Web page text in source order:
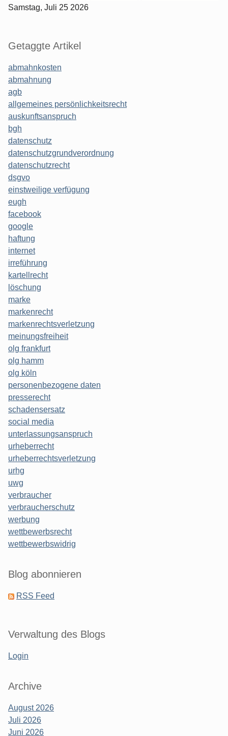
Samstag, Juli 25 2026
Getaggte Artikel
abmahnkosten
abmahnung
agb
allgemeines persönlichkeitsrecht
auskunftsanspruch
bgh
datenschutz
datenschutzgrundverordnung
datenschutzrecht
dsgvo
einstweilige verfügung
eugh
facebook
google
haftung
internet
irreführung
kartellrecht
löschung
marke
markenrecht
markenrechtsverletzung
meinungsfreiheit
olg frankfurt
olg hamm
olg köln
personenbezogene daten
presserecht
schadensersatz
social media
unterlassungsanspruch
urheberrecht
urheberrechtsverletzung
urhg
uwg
verbraucher
verbraucherschutz
werbung
wettbewerbsrecht
wettbewerbswidrig
Blog abonnieren
RSS Feed
Verwaltung des Blogs
Login
Archive
August 2026
Juli 2026
Juni 2026